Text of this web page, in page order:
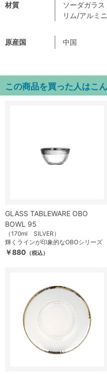
材質
ソーダガラス
リム/アルミ
原産国 中国
この商品を買った人はこ
GLASS TABLEWARE OBO
BOWL 95
（170ml SILVER）
輝くラインが印象的なOBOシリーズ
￥880 （税込）